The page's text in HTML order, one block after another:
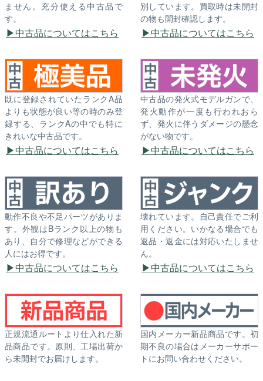
ません。充分使える中古品で
す。
中古品についてはこちら
別しています。買取時は未開封
の物も開封確認します。
中古品についてはこちら
既に登録されていたランクA品
よりも状態が良い等の時のみ登
録する、ランクAの中でも特に
きれいな中古品です。
中古品についてはこちら
中古品の発火式モデルガンで、
発火動作が一度も行われおら
ず、発火に伴うダメージの懸念
がない物です。
中古品についてはこちら
動作不良や不足パーツがありま
す。外観はBランク以上の物も
あり、自分で修理などができる
人にはお得です。
中古品についてはこちら
壊れています。自己責任でご利
用ください。いかなる場合でも
返品・返金には対応いたしませ
ん。
中古品についてはこちら
正規流通ルートより仕入れた新
品商品です。原則、工場出荷か
ら未開封でお届けします。
国内メーカー新品商品です。初
期不良の場合はメーカーサポー
トにお問い合わせください。